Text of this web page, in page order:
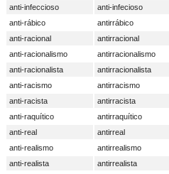
anti-infeccioso
anti-infecioso
anti-rábico
antirrábico
anti-racional
antirracional
anti-racionalismo
antirracionalismo
anti-racionalista
antirracionalista
anti-racismo
antirracismo
anti-racista
antirracista
anti-raquítico
antirraquítico
anti-real
antirreal
anti-realismo
antirrealismo
anti-realista
antirrealista